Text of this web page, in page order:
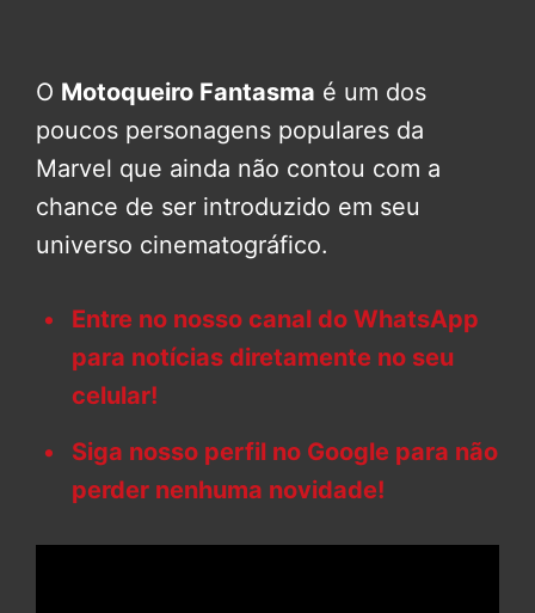
O Motoqueiro Fantasma é um dos
poucos personagens populares da
Marvel que ainda não contou com a
chance de ser introduzido em seu
universo cinematográfico.
Entre no nosso canal do WhatsApp
para notícias diretamente no seu
celular!
Siga nosso perfil no Google para não
perder nenhuma novidade!